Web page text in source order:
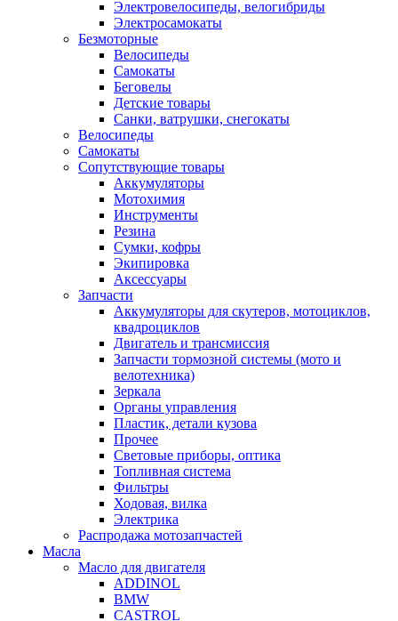
Электровелосипеды, велогибриды
Электросамокаты
Безмоторные
Велосипеды
Самокаты
Беговелы
Детские товары
Санки, ватрушки, снегокаты
Велосипеды
Самокаты
Сопутствующие товары
Аккумуляторы
Мотохимия
Инструменты
Резина
Сумки, кофры
Экипировка
Аксессуары
Запчасти
Аккумуляторы для скутеров, мотоциклов,
квадроциклов
Двигатель и трансмиссия
Запчасти тормозной системы (мото и
велотехника)
Зеркала
Органы управления
Пластик, детали кузова
Прочее
Световые приборы, оптика
Топливная система
Фильтры
Ходовая, вилка
Электрика
Распродажа мотозапчастей
Масла
Масло для двигателя
ADDINOL
BMW
CASTROL